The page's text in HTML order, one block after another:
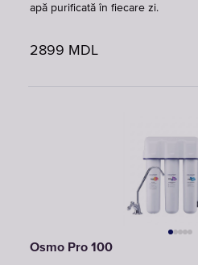
apă purificată în fiecare zi.
2899 MDL
Osmo Pro 100